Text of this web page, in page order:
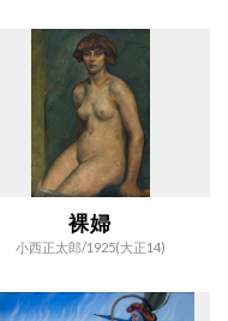
裸婦
小西正太郎/1925(大正14)